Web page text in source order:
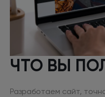
ЧТО ВЫ
Разработаем сайт,